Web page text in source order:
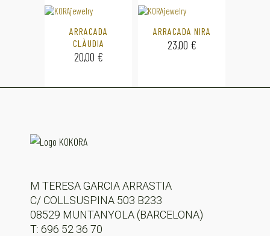
ARRACADA
CLÀUDIA
20,00 €
ARRACADA NIRA
23,00 €
M TERESA GARCIA ARRASTIA
C/ COLLSUSPINA 503 B233
08529 MUNTANYOLA (BARCELONA)
T: 696 52 36 70